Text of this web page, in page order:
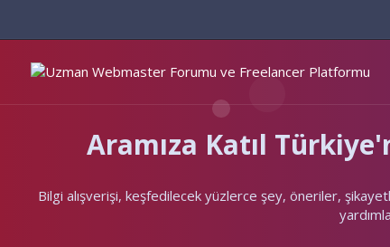
Aramıza Katıl
Bilgi alışverişi, keşfedilecek yüzlerce şey, öneriler,